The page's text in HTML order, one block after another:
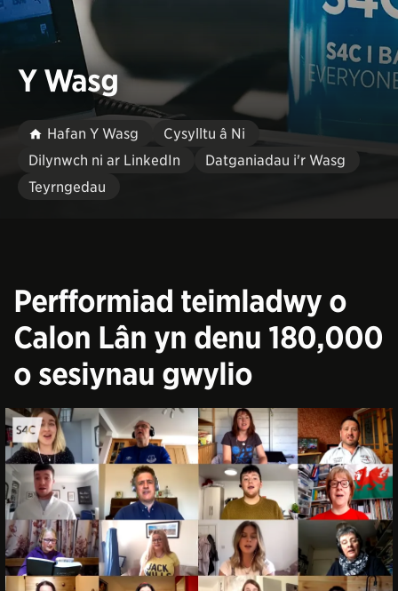
Y Wasg
Hafan Y Wasg
Cysylltu â Ni
Dilynwch ni ar LinkedIn
Datganiadau i'r Wasg
Teyrngedau
Perfformiad teimladwy o
Calon Lân yn denu 180,000
o sesiynau gwylio